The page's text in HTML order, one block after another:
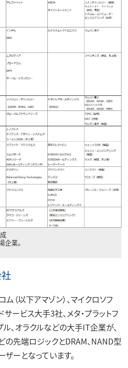
企業。
ム（以下アマゾン）、マイクロソフ
サービス大手3社、メタ・プラットフ
ル、オラクルなどの大手IT企業が、
先端ロジックとDRAM、NAND型
ーとなっています。